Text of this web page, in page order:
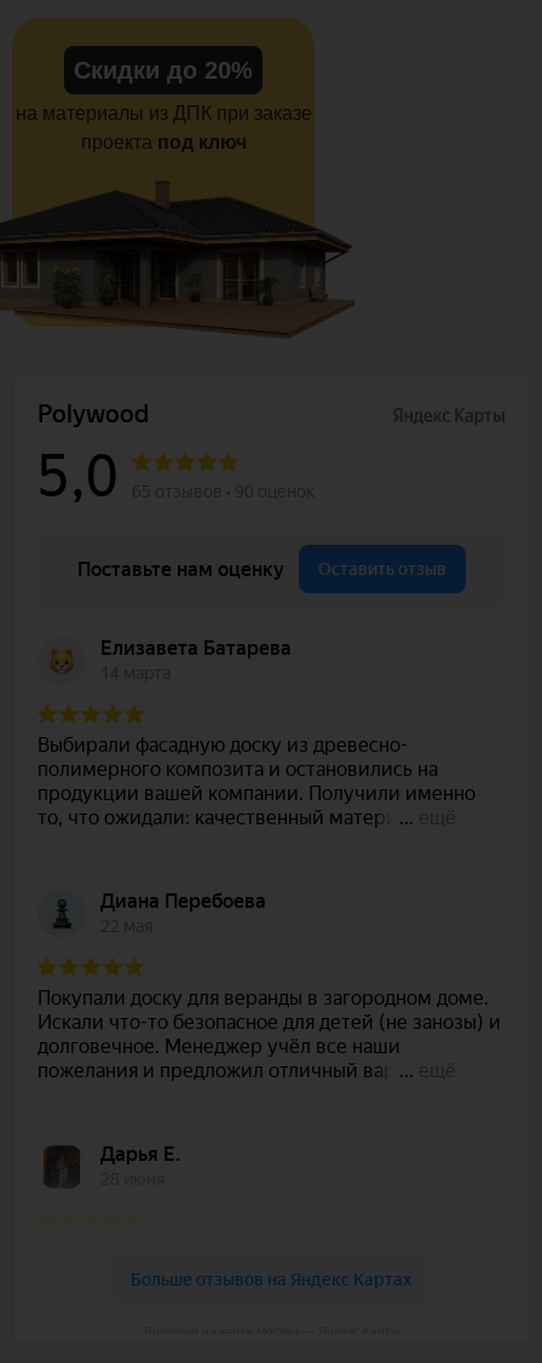
Скидки до 20%
на материалы из ДПК при заказе
проекта под ключ